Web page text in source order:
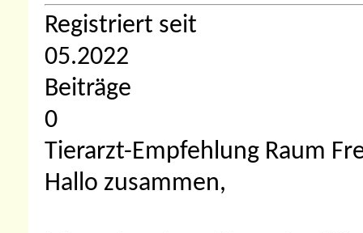
Registriert seit
05.2022
Beiträge
0
Tierarzt-Empfehlung Raum
Hallo zusammen,